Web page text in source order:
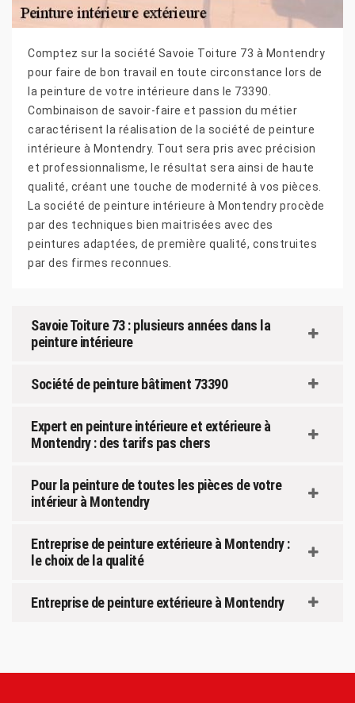
Comptez sur la société Savoie Toiture 73 à Montendry
pour faire de bon travail en toute circonstance lors de
la peinture de votre intérieure dans le 73390.
Combinaison de savoir-faire et passion du métier
caractérisent la réalisation de la société de peinture
intérieure à Montendry. Tout sera pris avec précision
et professionnalisme, le résultat sera ainsi de haute
qualité, créant une touche de modernité à vos pièces.
La société de peinture intérieure à Montendry procède
par des techniques bien maitrisées avec des
peintures adaptées, de première qualité, construites
par des firmes reconnues.
Savoie Toiture 73 : plusieurs années dans la
peinture intérieure
Société de peinture bâtiment 73390
Expert en peinture intérieure et extérieure à
Montendry : des tarifs pas chers
Pour la peinture de toutes les pièces de votre
intérieur à Montendry
Entreprise de peinture extérieure à Montendry :
le choix de la qualité
Entreprise de peinture extérieure à Montendry